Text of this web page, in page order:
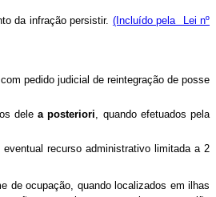
da infração persistir. (Incluído pela Lei nº
pedido judicial de reintegração de posse
delea posteriori, quando efetuados pela
recurso administrativo limitada a 2
de ocupação, quando localizados em ilhas